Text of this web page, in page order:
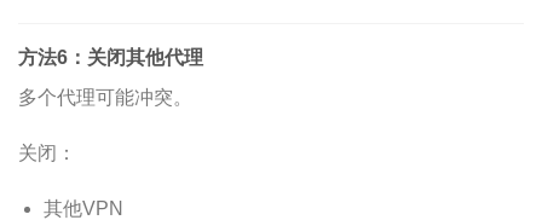
方法6：关闭其他代理
多个代理可能冲突。
关闭：
其他VPN